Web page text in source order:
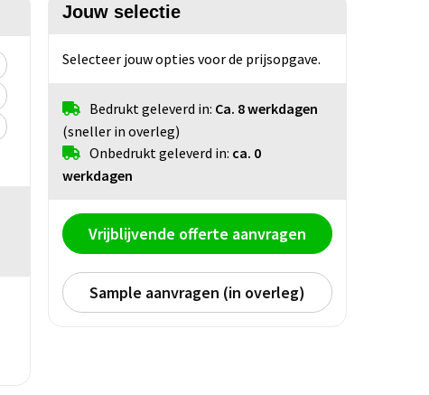
Jouw selectie
Selecteer jouw opties voor de prijsopgave.
Bedrukt geleverd in: Ca. 8 werkdagen
(sneller in overleg)
Onbedrukt geleverd in: ca. 0
werkdagen
Vrijblijvende offerte aanvragen
Sample aanvragen (in overleg)